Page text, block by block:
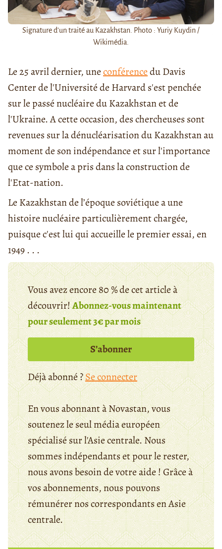
Signature d'un traité au Kazakhstan. Photo : Yuriy Kuydin /
Wikimédia.
Le 25 avril dernier, uneconférencedu Davis
Center de l'Université de Harvard s'est penchée
sur le passé nucléaire du Kazakhstan et de
l'Ukraine. A cette occasion, des chercheuses sont
revenues sur la dénucléarisation du Kazakhstan au
moment de son indépendance et sur l'importance
que ce symbole a pris dans la construction de
l'Etat-nation.
Le Kazakhstan de l’époque soviétique a une
histoire nucléaire particulièrement chargée,
puisque c'est lui qui accueille le premier essai, en
1949 . . .
Vous avez encore 80 % de cet article à
découvrir!Abonnez-vous maintenant
pour seulement 3€ par mois
S’abonner
Déjà abonné ?Se connecter
En vous abonnant à Novastan, vous
soutenez le seul média européen
spécialisé sur l'Asie centrale. Nous
sommes indépendants et pour le rester,
nous avons besoin de votre aide ! Grâce à
vos abonnements, nous pouvons
rémunérer nos correspondants en Asie
centrale.